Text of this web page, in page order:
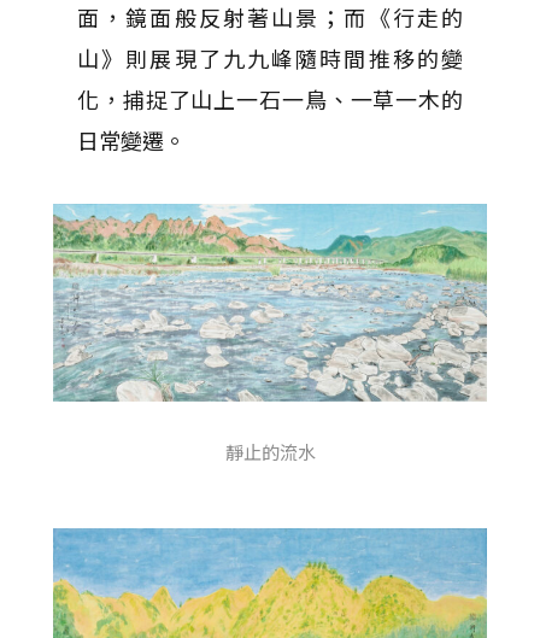
面，鏡面般反射著山景；而《行走的
山》則展現了九九峰隨時間推移的變
化，捕捉了山上一石一鳥、一草一木的
日常變遷。
靜止的流水